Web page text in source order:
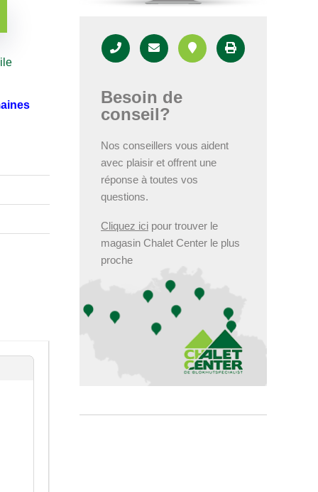
Besoin de
conseil?
Nos conseillers vous aident
avec plaisir et offrent une
réponse à toutes vos
questions.
Cliquez ici pour trouver le
magasin Chalet Center le plus
proche